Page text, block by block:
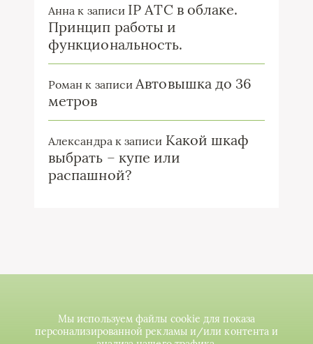
Анна к записи IP ATC в облаке.
Принцип работы и
функциональность.
Роман к записиАвтовышка до 36
метров
Александрак записи Какой шкаф
выбрать – купе или
распашной?
Мы используем файлы cookie для показа
персонализированной рекламы и/или контента и